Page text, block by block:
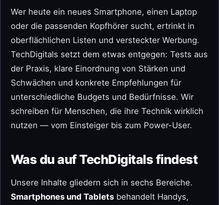
Wer heute ein neues Smartphone, einen Laptop
oder die passenden Kopfhörer sucht, ertrinkt in
oberflächlichen Listen und versteckter Werbung.
TechDigitals setzt dem etwas entgegen: Tests aus
der Praxis, klare Einordnung von Stärken und
Schwächen und konkrete Empfehlungen für
unterschiedliche Budgets und Bedürfnisse. Wir
schreiben für Menschen, die ihre Technik wirklich
nutzen — vom Einsteiger bis zum Power-User.
Was du auf TechDigitals findest
Unsere Inhalte gliedern sich in sechs Bereiche.
Smartphones und Tablets behandelt Handys,